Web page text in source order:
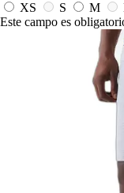
XS
S M
Este campo es